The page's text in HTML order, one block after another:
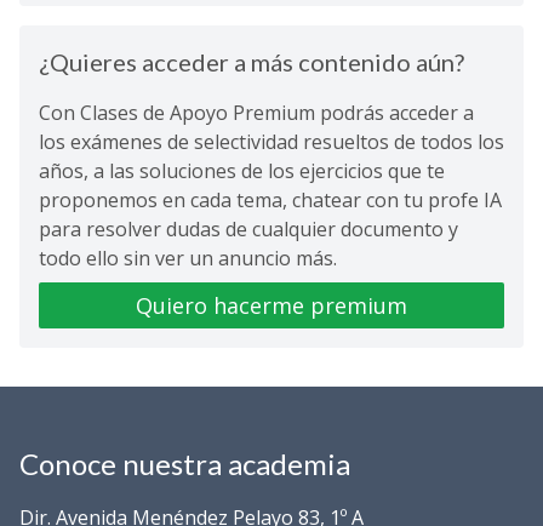
¿Quieres acceder a más contenido aún?
Con Clases de Apoyo Premium podrás acceder a
los exámenes de selectividad resueltos de todos los
años, a las soluciones de los ejercicios que te
proponemos en cada tema, chatear con tu profe IA
para resolver dudas de cualquier documento y
todo ello sin ver un anuncio más.
Quiero hacerme premium
Conoce nuestra academia
Dir. Avenida Menéndez Pelayo 83, 1º A